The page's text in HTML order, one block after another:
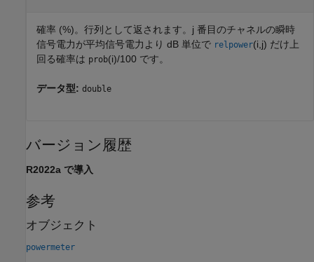
確率 (%)。行列として返されます。j 番目のチャネルの瞬時
信号電力が平均信号電力より dB 単位で relpower(i,j) だけ上
回る確率は prob(i)/100 です。
データ型: double
バージョン履歴
R2022a で導入
参考
オブジェクト
powermeter